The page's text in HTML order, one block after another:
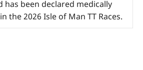
has been declared medically
the 2026 Isle of Man TT Races.